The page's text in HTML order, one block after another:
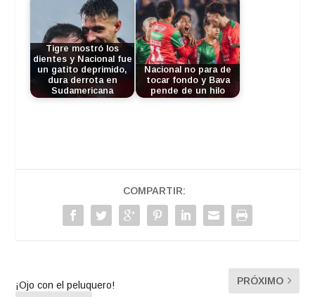
Tigre mostró los
dientes y Nacional fue
un gatito deprimido,
dura derrota en
Sudamericana
Nacional no para de
tocar fondo y Bava
pende de un hilo
COMPARTIR:
¡Ojo con el peluquero!
PRÓXIMO